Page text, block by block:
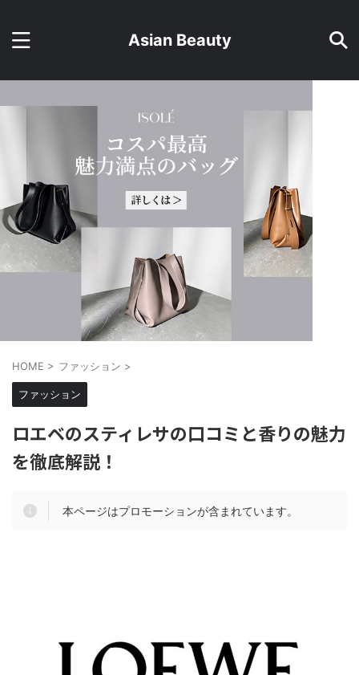
Asian Beauty
HOME > ファッション >
ファッション
ロエベのスティレサの口コミと香りの魅力
を徹底解説！
本ページはプロモーションが含まれています。